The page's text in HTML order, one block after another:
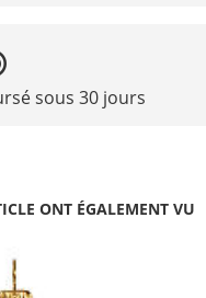
sous 30 jours
ONT ÉGALEMENT VU